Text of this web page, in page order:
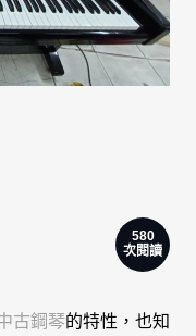
580
次閱讀
古鋼琴的特性，也知